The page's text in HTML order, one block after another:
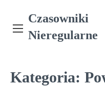
content
Czasowniki
Nieregularne
Kategoria: